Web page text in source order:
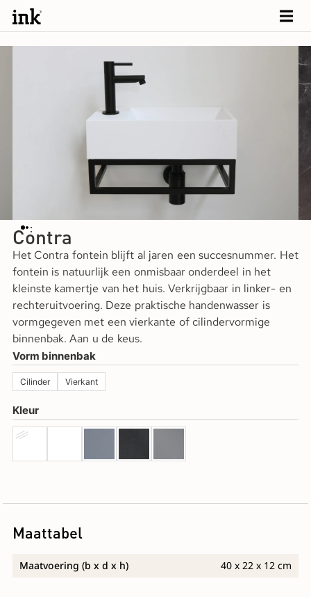
Contra
Het Contra fontein blijft al jaren een succesnummer. Het
fontein is natuurlijk een onmisbaar onderdeel in het
kleinste kamertje van het huis. Verkrijgbaar in linker- en
rechteruitvoering. Deze praktische handenwasser is
vormgegeven met een vierkante of cilindervormige
binnenbak. Aan u de keus.
Vorm binnenbak
Cilinder Vierkant
Kleur
Maattabel
Maatvoering (b x d x h) 40 x 22 x 12 cm